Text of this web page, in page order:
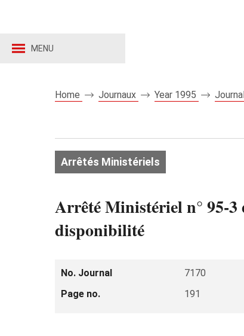
MENU
Home Journaux Year 1995
Arrêtés Ministériels
Arrêté Ministériel n° 95-
disponibilité
No. Journal 7170
Page no.
191